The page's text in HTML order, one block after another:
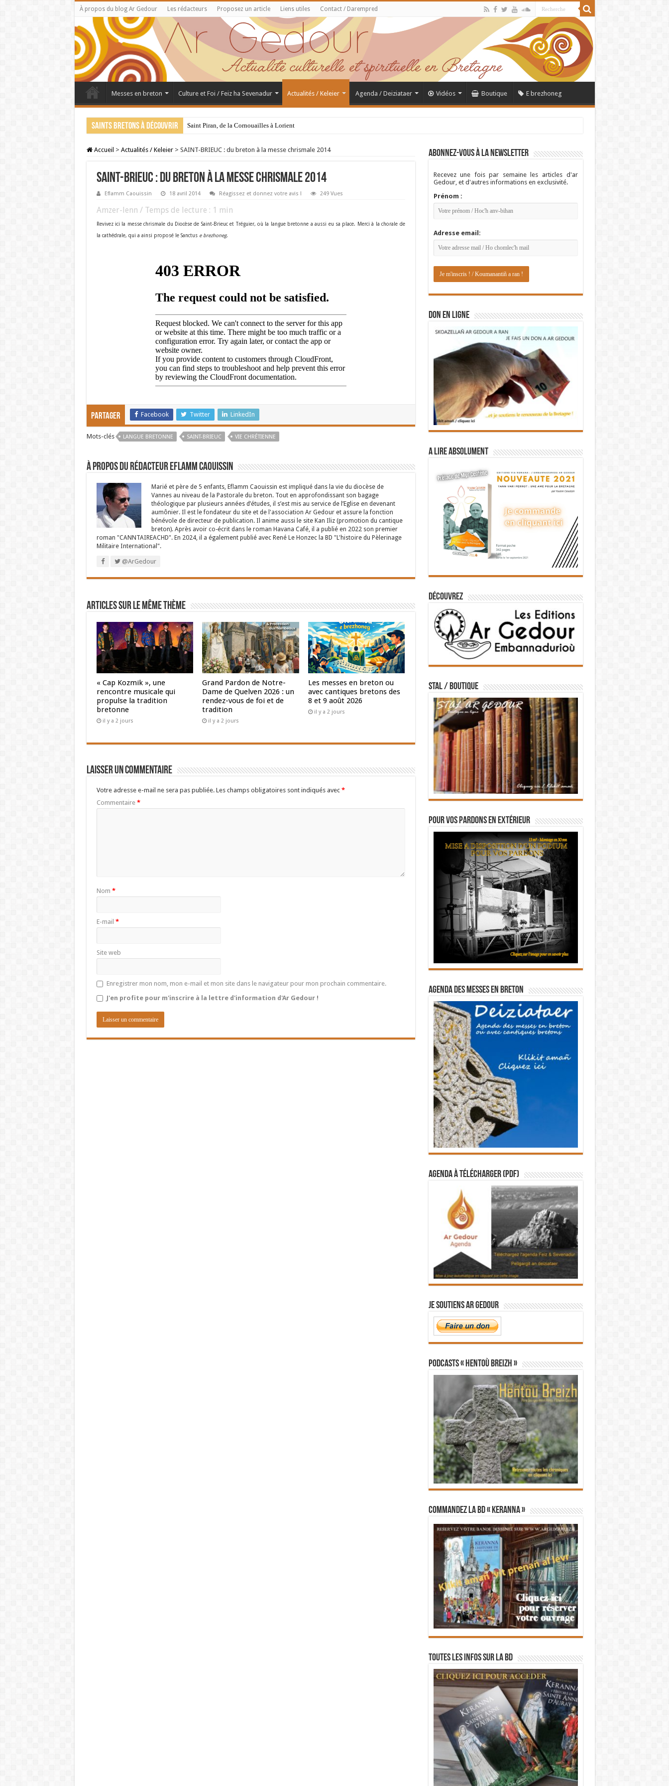
À propos du blog Ar Gedour Les rédacteurs Proposez un article Liens utiles Contact / Darempred
Messes en breton Culture et Foi / Feiz ha Sevenadur Actualités / Keleier Agenda / Deiziataer Vidéos Boutique E brezhoneg
Saints bretons à découvrir Saint Piran, de la Cornouailles à Lorient
Accueil > Actualités / Keleier > SAINT-BRIEUC : du breton à la messe chrismale 2014
SAINT-BRIEUC : du breton à la messe chrismale 2014
Eflamm Caouissin 18 avril 2014 Réagissez et donnez votre avis ! 249 Vues
Amzer-lenn / Temps de lecture : 1 min
Revivez ici la messe chrismale du Diocèse de Saint-Brieuc et Tréguier, où la langue bretonne a aussi eu sa place. Merci à la chorale de
la cathédrale, qui a ainsi proposé le Sanctus e brezhoneg.
Partager Facebook Twitter LinkedIn
Mots-clés LANGUE BRETONNE SAINT-BRIEUC VIE CHRÉTIENNE
À propos du rédacteur Eflamm Caouissin
Marié et père de 5 enfants, Eflamm Caouissin est impliqué dans la vie du diocèse de
Vannes au niveau de la Pastorale du breton. Tout en approfondissant son bagage
théologique par plusieurs années d’études, il s’est mis au service de l’Eglise en devenant
aumônier. Il est le fondateur du site et de l'association Ar Gedour et assure la fonction
bénévole de directeur de publication. Il anime aussi le site Kan Iliz (promotion du cantique
breton). Après avoir co-écrit dans le roman Havana Café, il a publié en 2022 son premier
roman "CANNTAIREACHD". En 2024, il a également publié avec René Le Honzec la BD "L'histoire du Pèlerinage
Militaire International".
@ArGedour
Articles sur le même thème
« Cap Kozmik », une
rencontre musicale qui
propulse la tradition
bretonne
il y a 2 jours
Grand Pardon de Notre-
Dame de Quelven 2026 : un
rendez-vous de foi et de
tradition
il y a 2 jours
Les messes en breton ou
avec cantiques bretons des
8 et 9 août 2026
il y a 2 jours
Laisser un commentaire
Votre adresse e-mail ne sera pas publiée. Les champs obligatoires sont indiqués avec *
Commentaire *
Nom *
E-mail *
Site web
Enregistrer mon nom, mon e-mail et mon site dans le navigateur pour mon prochain commentaire.
J'en profite pour m'inscrire à la lettre d'information d'Ar Gedour !
Abonnez-vous à la newsletter
Recevez une fois par semaine les articles d'ar
Gedour, et d'autres informations en exclusivité.
Prénom :
Adresse email:
DON EN LIGNE
A lire absolument
Découvrez
STAL / BOUTIQUE
Pour vos pardons en extérieur
Agenda des messes en breton
Agenda à télécharger (PDF)
Je soutiens Ar Gedour
PODCASTS « Hentoù Breizh »
Commandez la BD « Keranna »
Toutes les infos sur la BD